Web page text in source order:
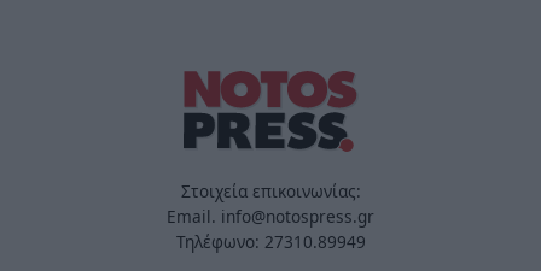
Στοιχεία επικοινωνίας:
Email. info@notospress.gr
Τηλέφωνο: 27310.89949